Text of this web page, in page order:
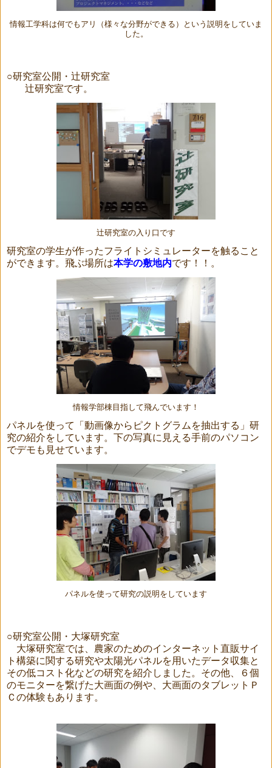
情報工学科は何でもアリ（様々な分野ができる）という説明をしていま
した。
○研究室公開・辻研究室
辻研究室です。
辻研究室の入り口です
研究室の学生が作ったフライトシミュレーターを触ること
ができます。飛ぶ場所は本学の敷地内です！！。
情報学部棟目指して飛んでいます！
パネルを使って「動画像からピクトグラムを抽出する」研
究の紹介をしています。下の写真に見える手前のパソコン
でデモも見せています。
パネルを使って研究の説明をしています
○研究室公開・大塚研究室
大塚研究室では、農家のためのインターネット直販サイ
ト構築に関する研究や太陽光パネルを用いたデータ収集と
その低コスト化などの研究を紹介しました。その他、６個
のモニターを繋げた大画面の例や、大画面のタブレットＰ
Ｃの体験もあります。